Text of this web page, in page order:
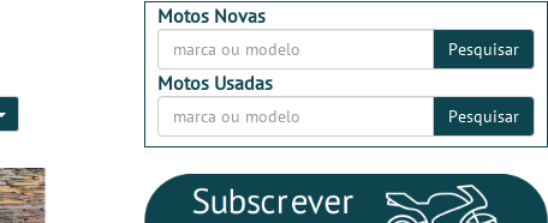
Motos Novas
Pesquisar
Motos Usadas
Pesquisar